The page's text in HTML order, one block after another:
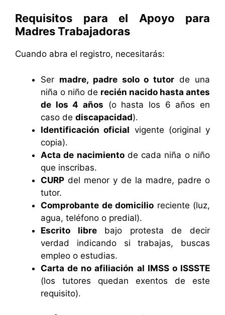
Requisitos para el Apoyo para
Madres Trabajadoras
Cuando abra el registro, necesitarás:
Ser madre, padre solo o tutor de una
niña o niño de recién nacido hasta antes
de los 4 años (o hasta los 6 años en
caso de discapacidad).
Identificación oficial vigente (original y
copia).
Acta de nacimientode cada niña o niño
que inscribas.
CURP del menor y de la madre, padre o
tutor.
Comprobante de domicilio reciente (luz,
agua, teléfono o predial).
Escrito librebajo protesta de decir
verdad indicando si trabajas, buscas
empleo o estudias.
Carta de no afiliación al IMSS o ISSSTE
(los tutores quedan exentos de este
requisito).